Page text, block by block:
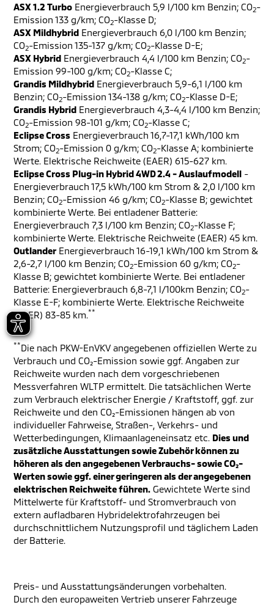
ASX 1.2 Turbo Energieverbrauch 5,9 l/100 km Benzin; CO2-
Emission 133 g/km; CO2-Klasse D;
ASX Mildhybrid Energieverbrauch 6,0 l/100 km Benzin;
CO2-Emission 135-137 g/km; CO2-Klasse D-E;
ASX Hybrid Energieverbrauch 4,4 l/100 km Benzin; CO2-
Emission 99-100 g/km; CO2-Klasse C;
Grandis Mildhybrid Energieverbrauch 5,9-6,1 l/100 km
Benzin; CO2-Emission 134-138 g/km; CO2-Klasse D-E;
Grandis Hybrid Energieverbrauch 4,3-4,4 l/100 km Benzin;
CO2-Emission 98-101 g/km; CO2-Klasse C;
Eclipse Cross Energieverbrauch 16,7-17,1 kWh/100 km
Strom; CO2-Emission 0 g/km; CO2-Klasse A; kombinierte
Werte. Elektrische Reichweite (EAER) 615-627 km.
Eclipse Cross Plug-in Hybrid 4WD 2.4 - Auslaufmodell -
Energieverbrauch 17,5 kWh/100 km Strom & 2,0 l/100 km
Benzin; CO2-Emission 46 g/km; CO2-Klasse B; gewichtet
kombinierte Werte. Bei entladener Batterie:
Energieverbrauch 7,3 l/100 km Benzin; CO2-Klasse F;
kombinierte Werte. Elektrische Reichweite (EAER) 45 km.
Outlander Energieverbrauch 16-19,1 kWh/100 km Strom &
2,6-2,7 l/100 km Benzin; CO2-Emission 60 g/km; CO2-
Klasse B; gewichtet kombinierte Werte. Bei entladener
Batterie: Energieverbrauch 6,8-7,1 l/100km Benzin; CO2-
Klasse E-F; kombinierte Werte. Elektrische Reichweite
(EAER) 83-85 km.**
**Die nach PKW-EnVKV angegebenen offiziellen Werte zu
Verbrauch und CO₂-Emission sowie ggf. Angaben zur
Reichweite wurden nach dem vorgeschriebenen
Messverfahren WLTP ermittelt. Die tatsächlichen Werte
zum Verbrauch elektrischer Energie / Kraftstoff, ggf. zur
Reichweite und den CO₂-Emissionen hängen ab von
individueller Fahrweise, Straßen-, Verkehrs- und
Wetterbedingungen, Klimaanlageneinsatz etc. Dies und
zusätzliche Ausstattungen sowie Zubehör können zu
höheren als den angegebenen Verbrauchs- sowie CO₂-
Werten sowie ggf. einer geringeren als der angegebenen
elektrischen Reichweite führen. Gewichtete Werte sind
Mittelwerte für Kraftstoff- und Stromverbrauch von
extern aufladbaren Hybridelektrofahrzeugen bei
durchschnittlichem Nutzungsprofil und täglichem Laden
der Batterie.
Preis- und Ausstattungsänderungen vorbehalten.
Durch den europaweiten Vertrieb unserer Fahrzeuge